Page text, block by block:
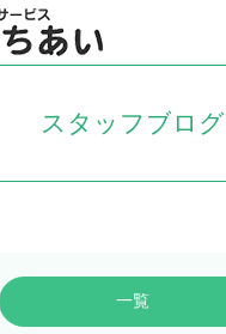
スタッフブログ
一覧